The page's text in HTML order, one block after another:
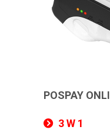
POSPAY
3 W 1